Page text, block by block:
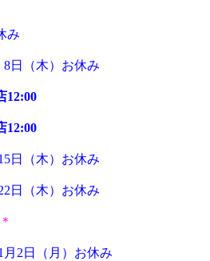
み
（木）お休み
12:00
12:00
日（木）お休み
日（木）お休み
2日（月）お休み